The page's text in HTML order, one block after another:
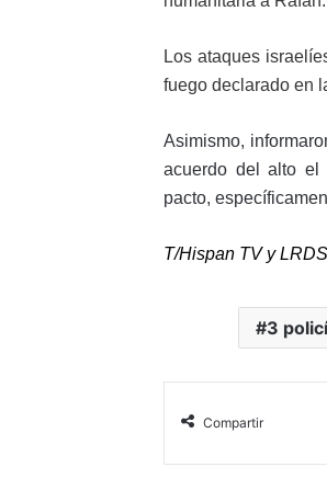
Los ataques
fuego declarado en
Asimismo,
acuerdo del alto el
pacto,
T/Hispan TV y LRDS
3
Compartir